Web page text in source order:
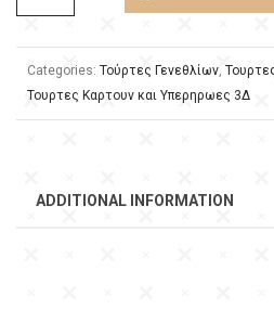
Categories: Τούρτες Γενεθλίων,
Τουρτες Καρτουν και Υπερηρωες 3Δ
ADDITIONAL INFORMATION